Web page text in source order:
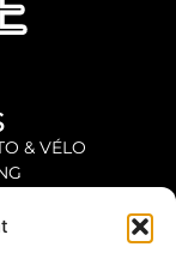
& VÉLO